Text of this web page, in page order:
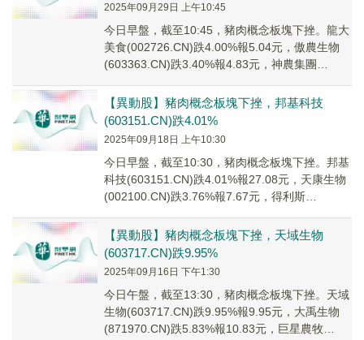
2025年09月29日 上午10:45
今日早盤，截至10:45，豬肉概念板塊下挫。龍大
美食(002726.CN)跌4.00%報5.04元，傲農生物
(603363.CN)跌3.40%報4.83元，神農集團
【異動股】豬肉概念板塊下挫，邦基科技
(603151.CN)跌4.01%
2025年09月18日 上午10:30
今日早盤，截至10:30，豬肉概念板塊下挫。邦基
科技(603151.CN)跌4.01%報27.08元，天康生物
(002100.CN)跌3.76%報7.67元，得利斯
【異動股】豬肉概念板塊下挫，天域生物
(603717.CN)跌9.95%
2025年09月16日 下午1:30
今日午盤，截至13:30，豬肉概念板塊下挫。天域
生物(603717.CN)跌9.95%報9.95元，大禹生物
(871970.CN)跌5.83%報10.83元，巨星農牧